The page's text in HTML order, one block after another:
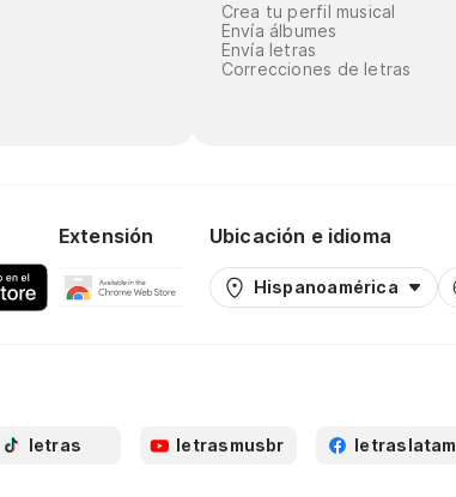
Crea tu perfil musical
Envía álbumes
Envía letras
Correcciones de letras
Extensión Ubicación e idioma
Hispanoamérica
letras letrasmusbr letraslatam